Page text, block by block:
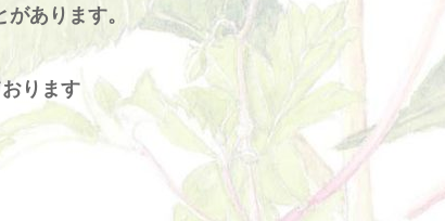
あります。
ります